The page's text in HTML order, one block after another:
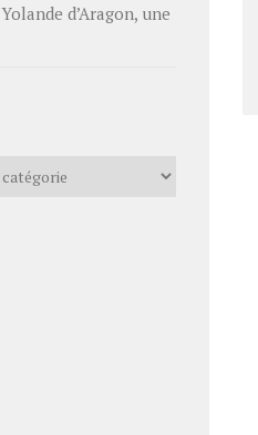
Yolande d’Aragon, une